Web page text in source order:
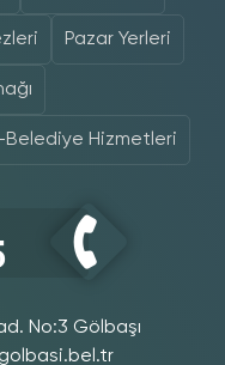
Pazar Yerleri
Belediye Hizmetleri
No:3 Gölbaşı